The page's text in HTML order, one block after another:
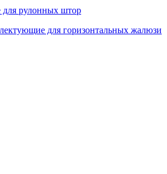
рулонных штор
для горизонтальных жалюзи